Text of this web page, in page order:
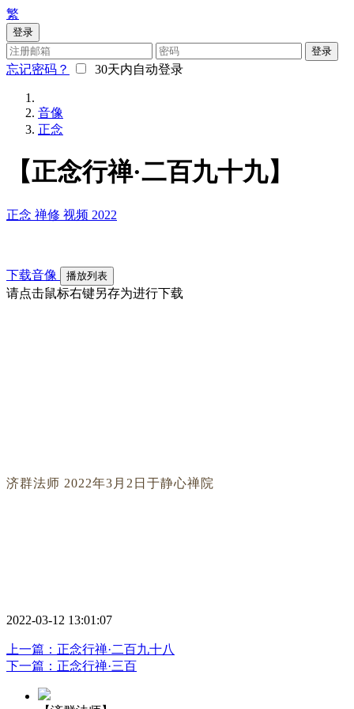
繁
登录
登录
忘记密码？ 30天内自动登录
音像
正念
【正念行禅·二百九十九】
正念 禅修 视频 2022
下载音像 播放列表
请点击鼠标右键另存为进行下载
济群法师 2022年3月2日于静心禅院
2022-03-12 13:01:07
上一篇：正念行禅·二百九十八
下一篇：正念行禅·三百